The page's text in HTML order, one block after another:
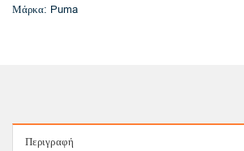
Μάρκα: Puma
Περιγραφή